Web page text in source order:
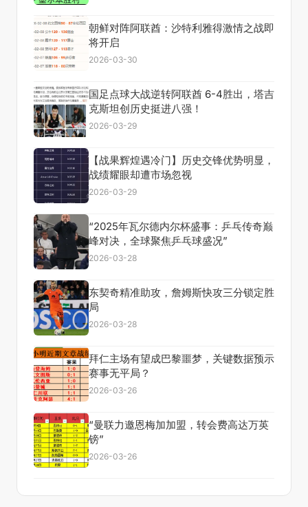
朝鲜对阵阿联酋：沙特利雅得激情之战即
将开启
2026-03-30
国足点球大战逆转阿联酋 6-4胜出，塔吉
克斯坦创历史挺进八强！
2026-03-29
【战果辉煌遇冷门】历史交锋优势明显，
战绩耀眼却遭市场忽视
2026-03-29
“2025年瓦尔德内尔杯盛事：乒乓传奇巅
峰对决，全球聚焦乒乓球盛况”
2026-03-28
东契奇精准助攻，詹姆斯快攻三分锁定胜
局
2026-03-28
拜仁主场有望成巴黎噩梦，关键数据预示
赛事无平局？
2026-03-26
“曼联力邀恩梅加加盟，转会费高达万英
镑”
2026-03-26